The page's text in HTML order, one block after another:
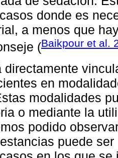
donde es
a menos que
(Baikpour et al.
directamente
en
modalidades
o mediante la
podido
puede